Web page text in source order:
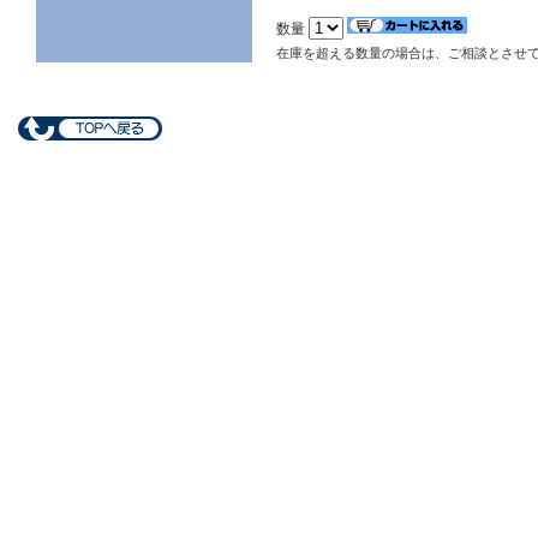
数量
在庫を超える数量の場合は、ご相談とさせ